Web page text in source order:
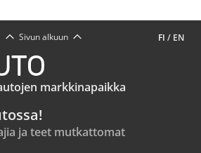
FI / EN
Sivun alkuun
markkinapaikka
ja teet mutkattomat